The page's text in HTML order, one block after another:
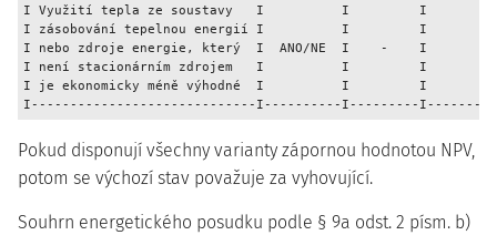
I Využití tepla ze soustavy   I          I         I
I zásobování tepelnou energií I          I         I
I nebo zdroje energie, který  I  ANO/NE  I    -    I
I není stacionárním zdrojem   I          I         I
I je ekonomicky méně výhodné  I          I         I
Pokud disponují všechny varianty zápornou hodnotou NPV,
potom se výchozí stav považuje za vyhovující.
Souhrn energetického posudku podle § 9a odst. 2 písm. b)